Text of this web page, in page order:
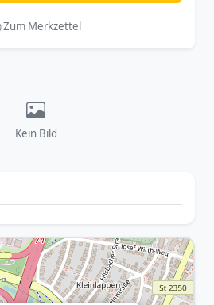
Zum Merkzettel
Kein Bild